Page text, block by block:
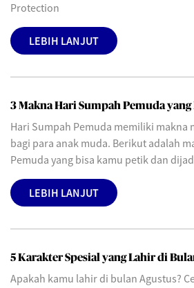
Protection
LEBIH LANJUT
3 Makna Hari Sumpah Pemuda
Hari Sumpah Pemuda memiliki makna
bagi para anak muda. Berikut adalah
Pemuda yang bisa kamu petik dan
LEBIH LANJUT
5 Karakter Spesial yang Lahir di
Apakah kamu lahir di bulan Agustus?